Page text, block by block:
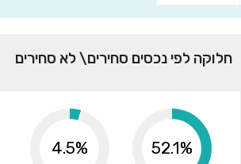
חלוקה לפי נכסים סחירים\ לא סחירים
69.9%
4.5%